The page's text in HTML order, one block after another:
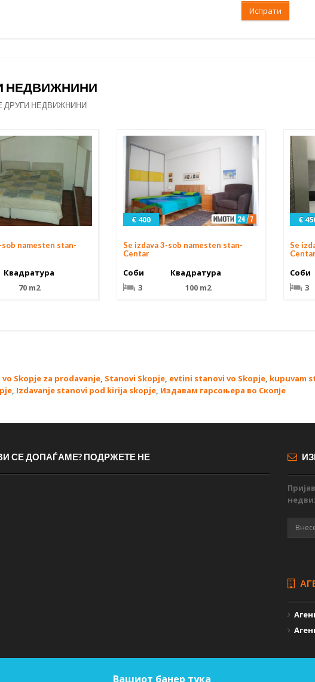
Испрати
НЕДВИЖНИНИ
ДРУГИ НЕДВИЖНИНИ
sob namesten stan-
Квадратура
70 m2
€ 400
Se izdava 3-sob namesten stan-
Centar
Соби
3
Квадратура
100 m2
€
Se
Соби
3
Skopje za prodavanje, Stanovi Skopje, evtini stanovi vo Skopje, kupuvam
, Izdavanje stanovi pod kirija skopje, Издавам гарсоњера во Скопје
СЕ ДОПАЃАМЕ? ПОДРЖЕТЕ НЕ
Вашиот банер тука